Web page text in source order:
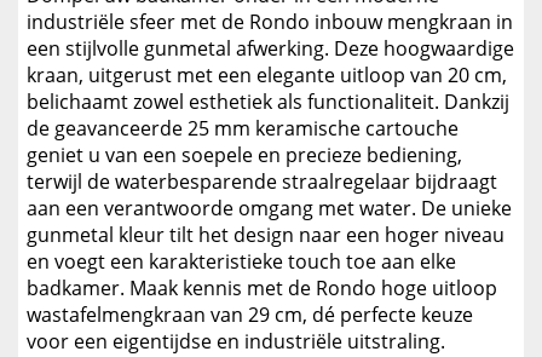
industriële sfeer met de Rondo inbouw mengkraan in
een stijlvolle gunmetal afwerking. Deze hoogwaardige
kraan, uitgerust met een elegante uitloop van 20 cm,
belichaamt zowel esthetiek als functionaliteit. Dankzij
de geavanceerde 25 mm keramische cartouche
geniet u van een soepele en precieze bediening,
terwijl de waterbesparende straalregelaar bijdraagt
aan een verantwoorde omgang met water. De unieke
gunmetal kleur tilt het design naar een hoger niveau
en voegt een karakteristieke touch toe aan elke
badkamer. Maak kennis met de Rondo hoge uitloop
wastafelmengkraan van 29 cm, dé perfecte keuze
voor een eigentijdse en industriële uitstraling.